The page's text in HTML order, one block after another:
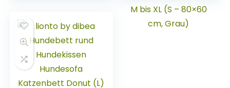
Hundekörbchen
Schlafplatz
Hundematratze